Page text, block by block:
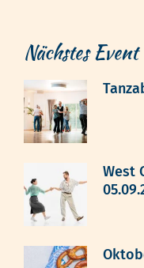
Nächstes Event
West